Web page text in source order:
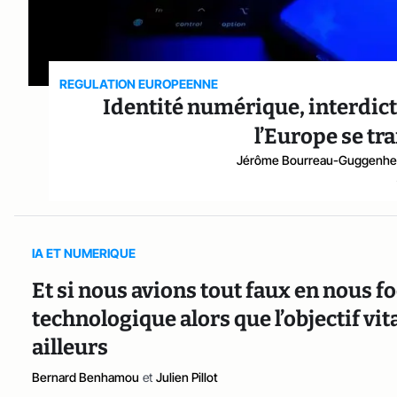
REGULATION EUROPEENNE
Identité numérique,
l’Europe se
Jérôme Bourreau-
IA ET NUMERIQUE
Et si nous avions tout faux en nous
technologique alors que l’objectif
ailleurs
Bernard Benhamou et Julien Pillot